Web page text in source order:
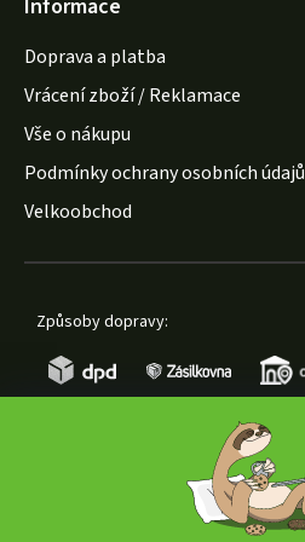
Informace
Doprava a platba
Vrácení zboží / Reklamace
Vše o nákupu
Podmínky ochrany osobních údajů
Velkoobchod
Způsoby dopravy: